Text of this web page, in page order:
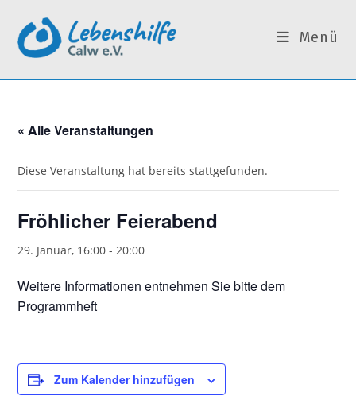
Inhalt
springen
Menü
« Alle Veranstaltungen
Diese Veranstaltung hat bereits stattgefunden.
Fröhlicher Feierabend
29. Januar, 16:00 -20:00
Weitere Informationen entnehmen Sie bitte dem
Programmheft
Zum Kalender hinzufügen